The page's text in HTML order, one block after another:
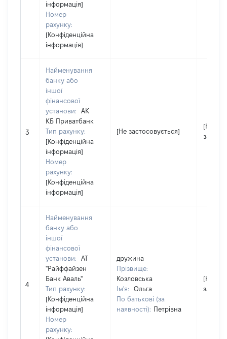
інформація]
Номер
рахунку:
[Конфіденційна
інформація]
3
Найменування
банку або
іншої
фінансової
установи:
АК
КБ Приватбанк
Тип рахунку:
[Конфіденційна
інформація]
Номер
рахунку:
[Конфіденційна
інформація]
[Не застосовується]
[Не
4
Найменування
банку або
іншої
фінансової
установи:
АТ
"Райффайзен
Банк Аваль"
Тип рахунку:
[Конфіденційна
інформація]
Номер
рахунку:
дружина
Прізвище:
Козловська
Ім'я:
Ольга
По батькові (за
наявності): Петрівна
[Не